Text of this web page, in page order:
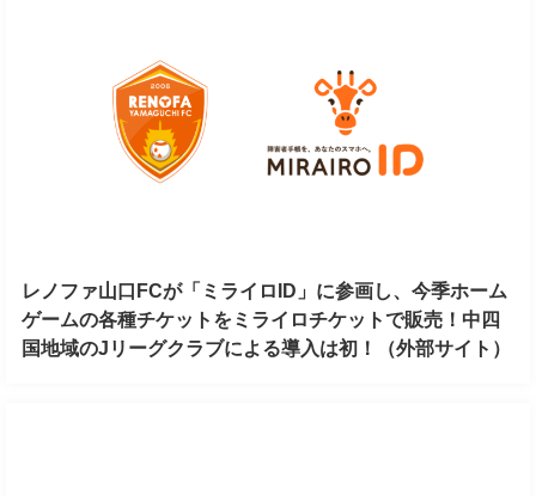
レノファ山口FCが「ミライロID」に参画し、今季ホーム
ゲームの各種チケットをミライロチケットで販売！中四
国地域のJリーグクラブによる導入は初！（外部サイト）